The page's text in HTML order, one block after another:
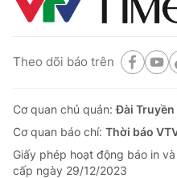
Theo dõi báo trên
Cơ quan chủ quản:Đài Truyền
Cơ quan báo chí: Thời báo
Giấy phép hoạt động báo in
cấp ngày 29/12/2023